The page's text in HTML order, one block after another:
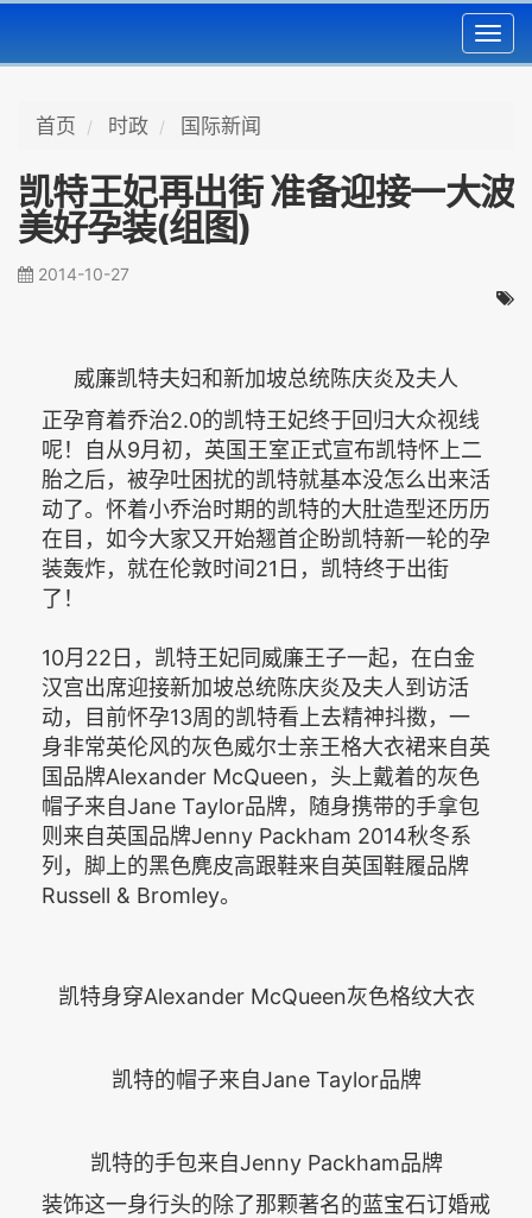
首页 时政 国际新闻
凯特王妃再出街 准备迎接一大波
美好孕装(组图)
2014-10-27
威廉凯特夫妇和新加坡总统陈庆炎及夫人
正孕育着乔治2.0的凯特王妃终于回归大众视线
呢！自从9月初，英国王室正式宣布凯特怀上二
胎之后，被孕吐困扰的凯特就基本没怎么出来活
动了。怀着小乔治时期的凯特的大肚造型还历历
在目，如今大家又开始翘首企盼凯特新一轮的孕
装轰炸，就在伦敦时间21日，凯特终于出街
了！
10月22日，凯特王妃同威廉王子一起，在白金
汉宫出席迎接新加坡总统陈庆炎及夫人到访活
动，目前怀孕13周的凯特看上去精神抖擞，一
身非常英伦风的灰色威尔士亲王格大衣裙来自英
国品牌Alexander McQueen，头上戴着的灰色
帽子来自Jane Taylor品牌，随身携带的手拿包
则来自英国品牌Jenny Packham 2014秋冬系
列，脚上的黑色麂皮高跟鞋来自英国鞋履品牌
Russell & Bromley。
凯特身穿Alexander McQueen灰色格纹大衣
凯特的帽子来自Jane Taylor品牌
凯特的手包来自Jenny Packham品牌
装饰这一身行头的除了那颗著名的蓝宝石订婚戒